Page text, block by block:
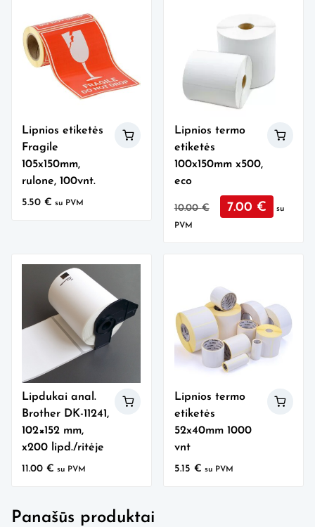
Lipnios etiketės
Fragile
105x150mm,
rulone, 100vnt.
5.50€ su PVM
Lipnios termo
etiketės
100x150mm x500,
eco
10.00€
Original
price
7.00 €
price
su
PVM
Lipdukai anal.
Brother DK-11241,
102×152 mm,
x200 lipd./ritėje
11.00€ su PVM
Lipnios termo
etiketės
52x40mm 1000
vnt
5.15 € su PVM
Panašūs produktai